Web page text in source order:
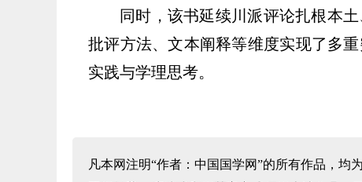
同时，该书延续川派评论扎根本
批评方法、文本阐释等维度实现了多
实践与学理思考。
凡本网注明“作者：中国国学网”的所有作品，